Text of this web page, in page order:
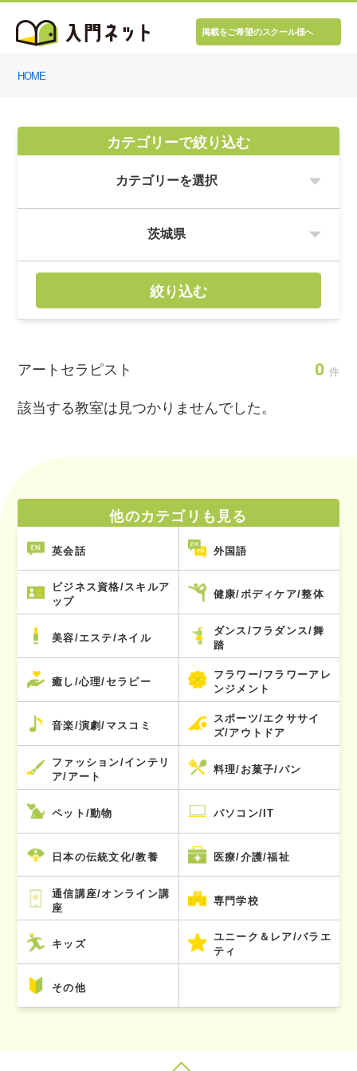
掲載をご希望のスクール様へ
HOME
カテゴリーで絞り込む
絞り込む
アートセラピスト 0 件
該当する教室は見つかりませんでした。
他のカテゴリも見る
英会話 外国語
ビジネス資格/スキルア
ップ
健康/ボディケア/整体
美容/エステ/ネイル
ダンス/フラダンス/舞
踏
癒し/心理/セラピー
フラワー/フラワーアレ
ンジメント
音楽/演劇/マスコミ
スポーツ/エクササイ
ズ/アウトドア
ファッション/インテリ
ア/アート
料理/お菓子/パン
ペット/動物 パソコン/IT
日本の伝統文化/教養 医療/介護/福祉
通信講座/オンライン講
座
専門学校
キッズ
ユニーク＆レア/バラエ
ティ
その他